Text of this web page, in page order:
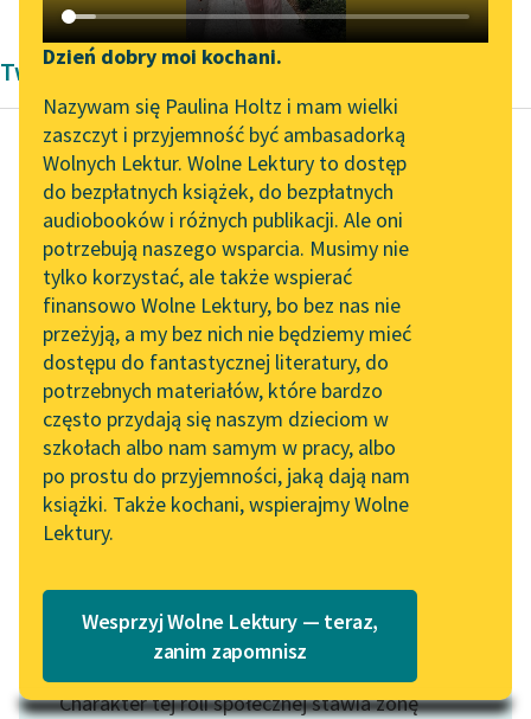
Katalog DAISY
Podkasty o książkach
Zgłoś brak utworu
Aktualności
„Prokurator Alicja Horn”
do słuchania
Byliśmy częścią AI Impact
Lab
Zapraszamy na spotkanie
online z tłumaczkami
literatury skandynawskiej
Spotkanie z Katarzyną
Tunkiel w Oslo
102. lata temu zmarł
Joseph Conrad
Lektury szkolne i klasyka
literatury do słuchania dla
uczennic i uczniów z
Narzędzia
Mapa Wolnych Lektur
Leśmianator
Przewodnik dla piszących i
czytających
API
OAI-PMH
Widget Wolnych Lektur
Przypisy
Katalog w formacie PDF
Dzień dobry moi kochani.
Nazywam się Paulina Holtz i mam wielki
zaszczyt i przyjemność być ambasadorką
Wolnych Lektur. Wolne Lektury to dostęp
do bezpłatnych książek, do bezpłatnych
audiobooków i różnych publikacji. Ale oni
potrzebują naszego wsparcia. Musimy nie
tylko korzystać, ale także wspierać
finansowo Wolne Lektury, bo bez nas nie
przeżyją, a my bez nich nie będziemy mieć
dostępu do fantastycznej literatury, do
potrzebnych materiałów, które bardzo
często przydają się naszym dzieciom w
szkołach albo nam samym w pracy, albo
po prostu do przyjemności, jaką dają nam
książki. Także kochani, wspierajmy Wolne
Lektury.
Wesprzyj Wolne Lektury — teraz,
zanim zapomnisz
Twórczość Renesans Torquata Tassa
Torquato Tasso
Jerozolima
wyzwolona
poważny Orkan z
drugiey strony
Wstał, urodzony ze
krwie zawołaney.
Mąż to beł wielki, ale...
Czytaj więcej
Motyw: Żona
Charakter tej roli społecznej stawia żonę